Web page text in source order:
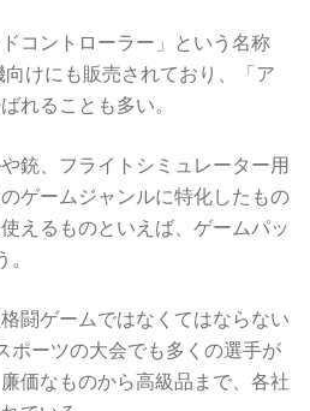
コントローラー」という名称
けにも販売されており、「ア
れることも多い。
銃、フライトシミュレーター用
ゲームジャンルに特化したもの
えるものといえば、ゲームパッ
闘ゲームではなくてはならない
ポーツの大会でも多くの選手が
価なものから高級品まで、各社